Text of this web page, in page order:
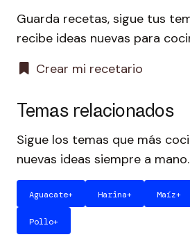
Guarda recetas, sigue tus
recibe ideas nuevas para
Crear mi recetario
Temas relacionados
Sigue los temas que más
nuevas ideas siempre a mano.
Aguacate+ Harina+ Maíz+
Pollo+